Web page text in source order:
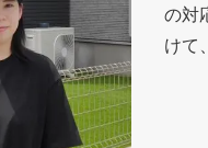
の対
けて